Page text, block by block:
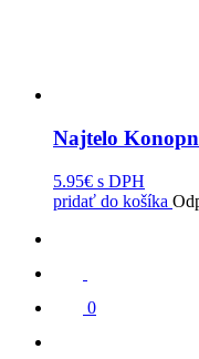
Najtelo
5.95€ s DPH
pridať do košíka
0